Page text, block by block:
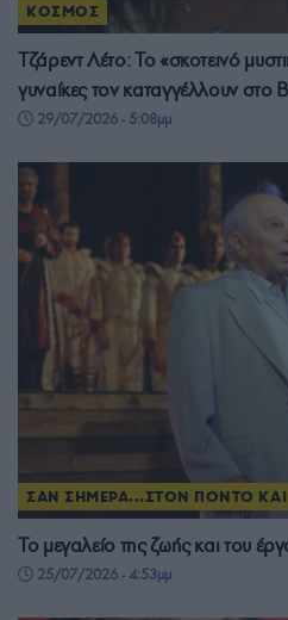
ΚΟΣΜΟΣ
Τζάρεντ Λέτο: Το «σκοτεινό
γυναίκες τον καταγγέλλουν στο
29/07/2026 - 5:08μμ
ΣΑΝ ΣΗΜΕΡΑ...ΣΤΟΝ ΠΟΝΤΟ
Το μεγαλείο της ζωής και του
25/07/2026 - 4:53μμ